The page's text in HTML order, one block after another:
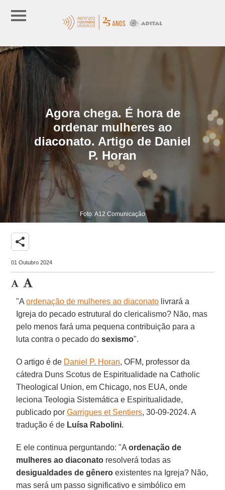
Agora chega. É hora de
ordenar mulheres ao
diaconato. Artigo de Daniel
P. Horan
Foto: A12 Comunicação
share
01 Outubro 2024
"Aordenação de mulheres ao diaconato livrará a
Igreja do pecado estrutural do clericalismo? Não, mas
pelo menos fará uma pequena contribuição para a
luta contra o pecado dosexismo".
O artigo é de Daniel P. Horan, OFM, professor da
cátedra Duns Scotus de Espiritualidade na Catholic
Theological Union, em Chicago, nos EUA, onde
leciona Teologia Sistemática e Espiritualidade,
publicado porGarrigues et Sentiers, 30-09-2024. A
tradução é de Luísa Rabolini.
E ele continua perguntando: "Aordenação de
mulheres ao diaconato resolverá todas as
desigualdades de gênero existentes na Igreja? Não,
mas será um passo significativo e simbólico em